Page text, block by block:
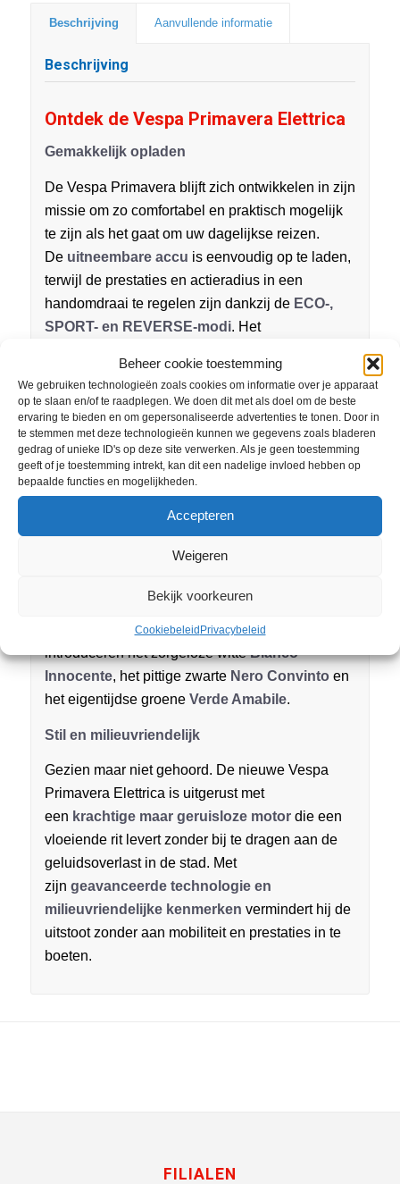
Beheer cookie toestemming
We gebruiken technologieën zoals cookies om informatie over je apparaat
op te slaan en/of te raadplegen. We doen dit met als doel om de beste
ervaring te bieden en om gepersonaliseerde advertenties te tonen. Door in
te stemmen met deze technologieën kunnen we gegevens zoals bladeren
gedrag of unieke ID's op deze site verwerken. Als je geen toestemming
geeft of je toestemming intrekt, kan dit een nadelige invloed hebben op
bepaalde functies en mogelijkheden.
Accepteren
Weigeren
Bekijk voorkeuren
CookiebeleidPrivacybeleid
Beschrijving Aanvullende informatie
Beschrijving
Ontdek de Vespa Primavera Elettrica
Gemakkelijk opladen
De Vespa Primavera blijft zich ontwikkelen in zijn
missie om zo comfortabel en praktisch mogelijk
te zijn als het gaat om uw dagelijkse reizen.
De uitneembare accu is eenvoudig op te laden,
terwijl de prestaties en actieradius in een
handomdraai te regelen zijn dankzij de ECO-,
SPORT- en REVERSE-modi. Het
en het opbergvak onder het zadel is groot
genoeg voor een helm.
Elegante vorm en kleuren
Een geavanceerd, eigentijds ontwerp brengt de
tijdloze stijl en aangeboren elegantie van de
Vespa Primavera moeiteloos up-to-date. De
kenmerkende eigenschappen van een moderne
kijk, onafhankelijkheid en aandacht voor vorm
die tot in de perfectie worden
gecombineerd met gekleurde details. Wij
introduceren het zorgeloze witteBianco
Innocente, het pittige zwarte Nero Convintoen
het eigentijdse groene Verde Amabile.
Stil en milieuvriendelijk
Gezien maar niet gehoord. De nieuwe Vespa
Primavera Elettrica is uitgerust met
een krachtige maar geruisloze motordie een
vloeiende rit levert zonder bij te dragen aan de
geluidsoverlast in de stad. Met
zijn geavanceerde technologie en
milieuvriendelijke kenmerken vermindert hij de
uitstoot zonder aan mobiliteit en prestaties in te
boeten.
FILIALEN